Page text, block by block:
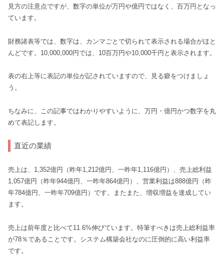
見方の注意点ですが、数字の単位が万円や億円ではなく、百万円となっ
ています。
財務諸表等では、数字は、カンマごとで切られて表示される場合がほと
んどです。10,000,000円では、10百万円や10,000千円と表示されます。
表の右上等に表記の単位が記されていますので、見る癖をつけましょ
う。
ちなみに、この記事ではわかりやすいように、万円・億円かつ数字を丸
めて表記します。
直近の業績
売上は、1,352億円（昨年1,212億円、一昨年1,116億円）、売上総利益
1,057億円（昨年944億円、一昨年864億円）、営業利益は888億円（昨
年784億円、一昨年709億円）です。またまた、増収増益を達成してい
ます。
売上は前年度と比べて11.6%伸びています。特筆すべきは売上総利益率
が78％であることです。システム構築会社なのに圧倒的に高い利益率
です。